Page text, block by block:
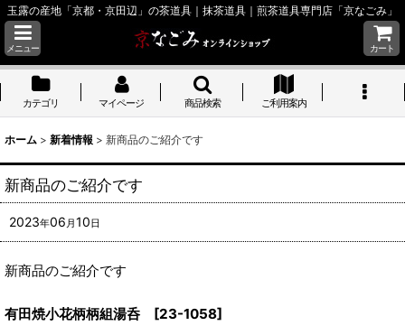
玉露の産地「京都・京田辺」の茶道具｜抹茶道具｜煎茶道具専門店「京なごみ」
メニュー カート
カテゴリ マイページ 商品検索 ご利用案内
ホーム > 新着情報 > 新商品のご紹介です
新商品のご紹介です
2023年06 月10日
新商品のご紹介です
有田焼小花柄柄組湯呑 [23-1058]